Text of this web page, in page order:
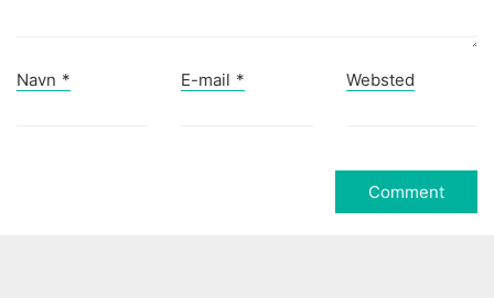
Navn * E-mail * Websted